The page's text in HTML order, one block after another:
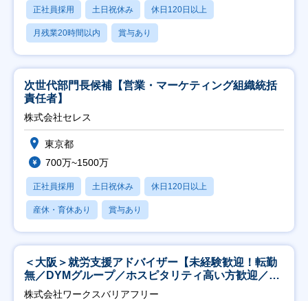
正社員採用 土日祝休み 休日120日以上
月残業20時間以内 賞与あり
次世代部門長候補【営業・マーケティング組織統括
責任者】
株式会社セレス
東京都
700万~1500万
正社員採用 土日祝休み 休日120日以上
産休・育休あり 賞与あり
＜大阪＞就労支援アドバイザー【未経験歓迎！転勤
無／DYMグループ／ホスピタリティ高い方歓迎／土
日祝】
株式会社ワークスバリアフリー